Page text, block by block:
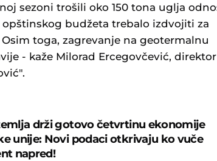
sezoni trošili oko 150 tona uglja
opštinskog budžeta trebalo izdvojiti za
toga, zagrevanje na geotermalnu
- kaže Milorad Ercegovčević, direktor
drži gotovo četvrtinu ekonomije
unije: Novi podaci otkrivaju ko vuče
napred!